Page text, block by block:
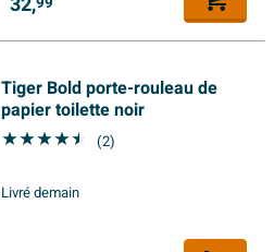
Tiger Bold porte-rouleau de
papier toilette noir
(2)
Livré demain